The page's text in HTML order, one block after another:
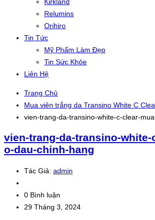
Relumins
Orihiro
Tin Tức
Mỹ Phẩm Làm Đẹp
Tin Sức Khỏe
Liên Hệ
Trang Chủ
Mua viên trắng da Transino White C
vien-trang-da-transino-white-c-clear-
vien-trang-da-transino-white-
o-dau-chinh-hang
Tác Giả: admin
0 Bình luận
29 Tháng 3, 2024